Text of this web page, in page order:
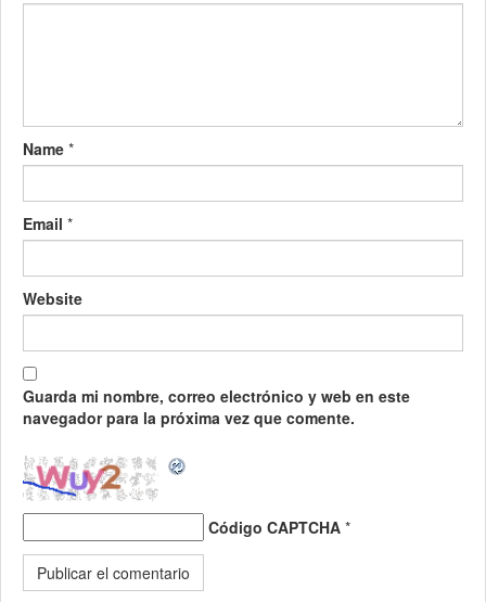
Name *
Email *
Website
Guarda mi nombre, correo electrónico y web en este
navegador para la próxima vez que comente.
Código CAPTCHA *